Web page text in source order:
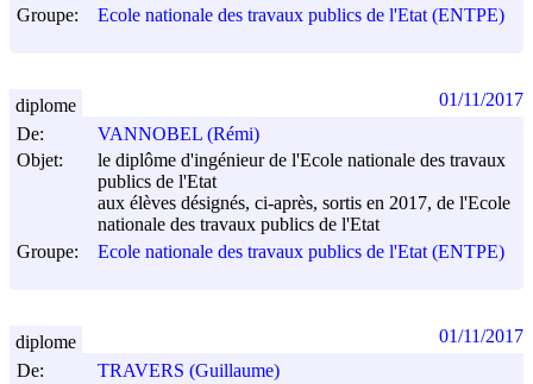
Groupe:
Ecole nationale des travaux publics de l'Etat (ENTPE)
De:
VANNOBEL (Rémi)
Objet:
le diplôme d'ingénieur de l'Ecole nationale des travaux
publics de l'Etat
aux élèves désignés, ci-après, sortis en 2017, de l'Ecole
nationale des travaux publics de l'Etat
Groupe:
Ecole nationale des travaux publics de l'Etat (ENTPE)
diplome 01/11/2017
De:
TRAVERS (Guillaume)
diplome 01/11/2017